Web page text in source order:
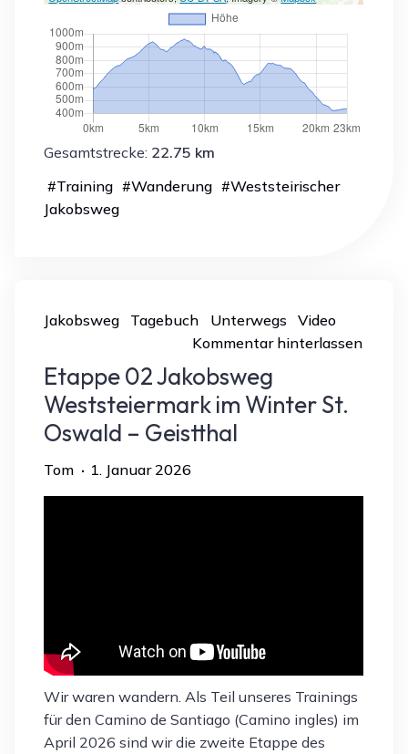
Gesamtstrecke: 22.75 km
#Training #Wanderung #Weststeirischer
Jakobsweg
Jakobsweg Tagebuch Unterwegs
Video
Kommentar hinterlassen
Etappe 02 Jakobsweg
Weststeiermark im Winter St.
Oswald – Geistthal
Tom 1. Januar 2026
Wir waren wandern. Als Teil unseres Trainings
für den Camino de Santiago (Camino ingles) im
April 2026 sind wir die zweite Etappe des